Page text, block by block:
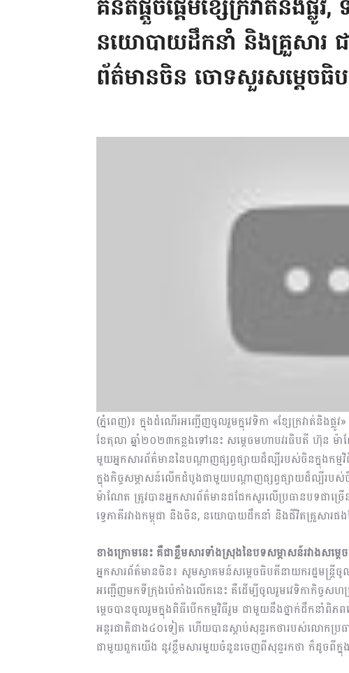
គំនិតផ្តួចផ្តើមខ្សែក្រវាត់និងផ្លូ
នយោបាយដឹកនាំ និងគ្រួសារ
ព័ត៌មានចិន ចោទសួរសម្តេច
(ភ្នំពេញ)៖ ក្នុងដំណើរអញ្ជើញចូលរួមក្នុវេទិកា «ខ្សែក្រវាត់និង
ខែតុលា ឆ្នាំ២០២៣កន្លងទៅនេះ សម្តេចមហាបវរធិបតី ហ៊ុន ម៉ា
មួយអ្នកសារព័ត៌មាននៃបណ្តាញផ្សព្វផ្សាយដ៏ល្បីរបស់​ចិនក្នុងកម្
ក្នុងកិច្ចសម្ភាសន៍លើកដំបូងជាមួយបណ្តាញផ្សព្វផ្សាយដ៏ល្បីរបស់
ម៉ាណែត ត្រូវបានអ្នកសារព័ត៌មានជជែកសួរលើប្រធានបទជាច្រើ
ទ្វេភាគីរវាងកម្ពុជា និងចិន, នយោបាយដឹកនាំ និងជីវិតគ្រួសារ​ផង
ខាងក្រោមនេះ គឺជាខ្លឹមសារទាំងស្រុងនៃបទសម្ភាសន៍រវាងស
អ្នកសារព័ត៌មានចិន៖ សូមស្វាគមន៍សម្តេចធិបតីនាយករដ្ឋមន្ត្រីចូ
អញ្ជើញមកទីក្រុងប៉េកាំងលើកនេះ គឺដើម្បីចូលរួមវេទិកាកិច្ចសហ
ម្តេចបានចូលរួមក្នុងពិធីបើកកម្មវិធីរួម ជាមួយនឹងថ្នាក់ដឹកនាំ
អន្តរជាតិជាង៤០ទៀត ហើយបានស្តាប់សុន្ទរកថា​របស់លោកប្រធ
ជាមួយពួកយើង នូវខ្លឹម​សារ​​មួយចំនួនចេញពីសុន្ទរកថា ក៏ដូចពីក្នុង